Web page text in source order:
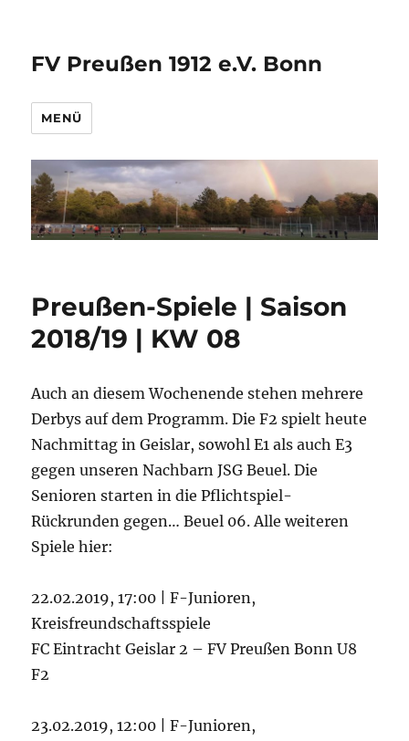
FV Preußen 1912 e.V. Bonn
MENÜ
Preußen-Spiele | Saison
2018/19 | KW 08
Auch an diesem Wochenende stehen mehrere
Derbys auf dem Programm. Die F2 spielt heute
Nachmittag in Geislar, sowohl E1 als auch E3
gegen unseren Nachbarn JSG Beuel. Die
Senioren starten in die Pflichtspiel-
Rückrunden gegen… Beuel 06. Alle weiteren
Spiele hier:
22.02.2019, 17:00 | F-Junioren,
Kreisfreundschaftsspiele
FC Eintracht Geislar 2 – FV Preußen Bonn U8
F2
23.02.2019, 12:00 | F-Junioren,